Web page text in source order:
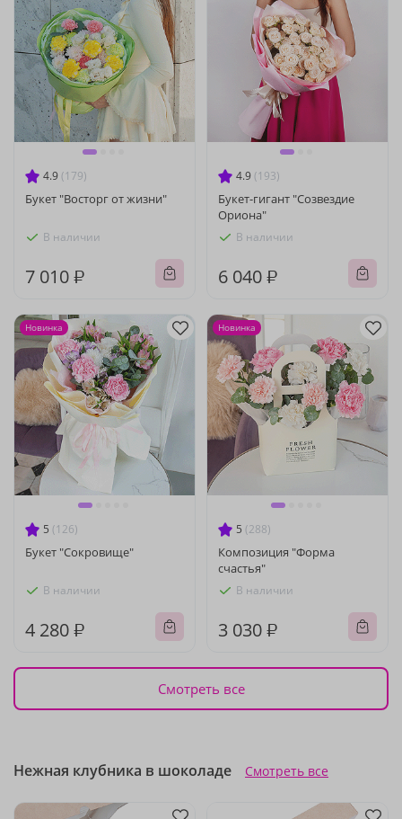
4.9 (179)
Букет "Восторг от жизни"
В наличии
7 010 ₽
4.9 (193)
Букет-гигант "Созвездие
Ориона"
В наличии
6 040 ₽
5 (126)
Букет "Сокровище"
В наличии
4 280 ₽
Новинка
5 (288)
Композиция "Форма
счастья"
В наличии
3 030 ₽
Новинка
Смотреть все
Нежная клубника в шоколаде Смотреть все